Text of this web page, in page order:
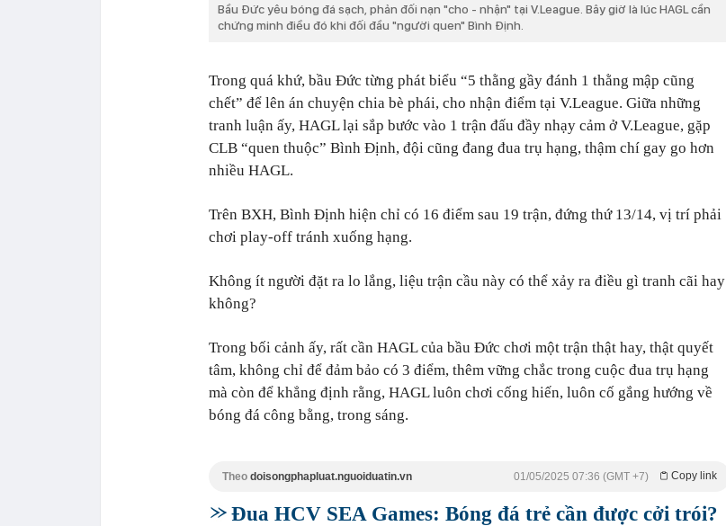
Bầu Đức yêu bóng đá sạch, phản đối nạn "cho - nhận" tại V.League. Bây giờ là lúc HAGL cần
chứng minh điều đó khi đối đầu "người quen" Bình Định.
Trong quá khứ, bầu Đức từng phát biểu “5 thằng gầy đánh 1 thằng mập cũng
chết” để lên án chuyện chia bè phái, cho nhận điểm tại V.League. Giữa những
tranh luận ấy, HAGL lại sắp bước vào 1 trận đấu đầy nhạy cảm ở V.League, gặp
CLB “quen thuộc” Bình Định, đội cũng đang đua trụ hạng, thậm chí gay go hơn
nhiều HAGL.
Trên BXH, Bình Định hiện chỉ có 16 điểm sau 19 trận, đứng thứ 13/14, vị trí phải
chơi play-off tránh xuống hạng.
Không ít người đặt ra lo lắng, liệu trận cầu này có thể xảy ra điều gì tranh cãi hay
không?
Trong bối cảnh ấy, rất cần HAGL của bầu Đức chơi một trận thật hay, thật quyết
tâm, không chỉ để đảm bảo có 3 điểm, thêm vững chắc trong cuộc đua trụ hạng
mà còn để khẳng định rằng, HAGL luôn chơi cống hiến, luôn cố gắng hướng về
bóng đá công bằng, trong sáng.
Theo doisongphapluat.nguoiduatin.vn Copy link
01/05/2025 07:36 (GMT +7)
Đua HCV SEA Games: Bóng đá trẻ cần được cởi trói?